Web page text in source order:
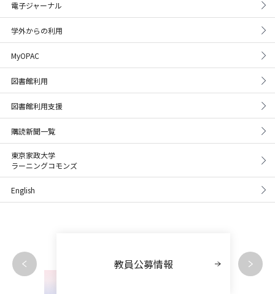
▪ログインできない場合
できないことがあります。 所属キャンパス図書館の
メールアドレス宛にご連絡ください。
板橋：ilibview@tokyo-kasei.ac.jp
狭山：slibview@tokyo-kasei.ac.jp
電子ジャーナル
学外からの利用
MyOPAC
図書館利用
図書館利用支援
購読新聞一覧
東京家政大学
ラーニングコモンズ
English
教員公募情報